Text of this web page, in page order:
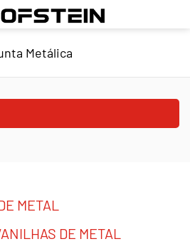
Metálica
METAL
DE METAL